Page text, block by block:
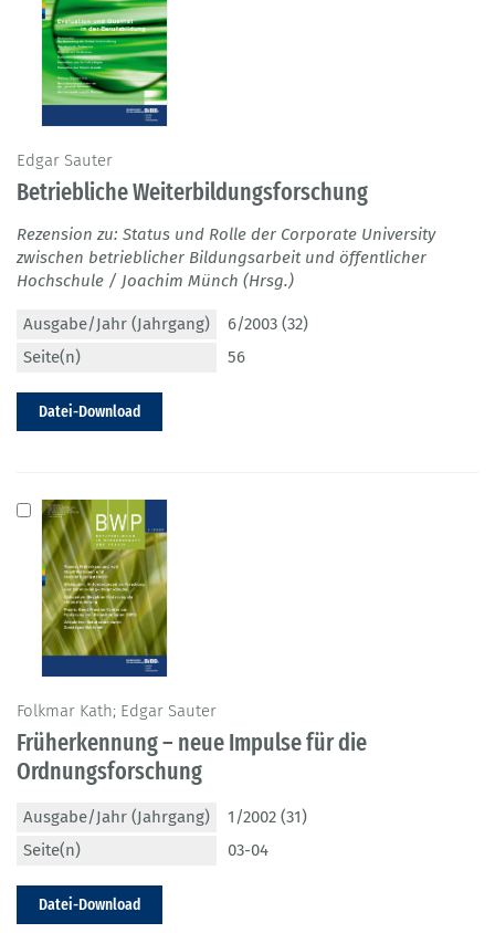
Edgar Sauter
Betriebliche Weiterbildungsforschung
Rezension zu: Status und Rolle der Corporate University
zwischen betrieblicher Bildungsarbeit und öffentlicher
Hochschule / Joachim Münch (Hrsg.)
Ausgabe/Jahr (Jahrgang)
6/2003 (32)
Seite(n)
56
Datei-Download
Folkmar Kath; Edgar Sauter
Früherkennung – neue Impulse für die
Ordnungsforschung
Ausgabe/Jahr (Jahrgang)
1/2002 (31)
Seite(n)
03-04
Datei-Download